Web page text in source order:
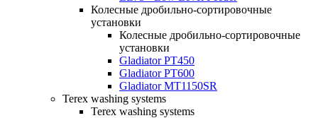
Колесные дробильно-сортировочные
установки
Колесные дробильно-сортировочные
установки
Gladiator PT450
Gladiator PT600
Gladiator MT1150SR
Terex washing systems
Terex washing systems